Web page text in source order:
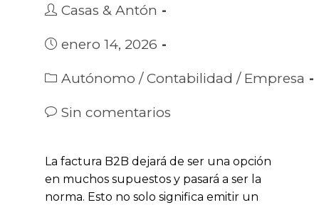
Autor
la
entrada:
Casas & Antón
Publicación
la
entrada:
enero 14, 2026
Categoría
la
entrada:
Autónomo / Contabilidad / Empresa
Comentarios
entrada:
Sin comentarios
La factura B2B dejará de ser una opción
en muchos supuestos y pasará a ser la
norma. Esto no solo significa emitir un